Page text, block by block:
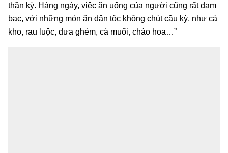
thần kỳ. Hàng ngày, việc ăn uống của người cũng rất đạm
bạc, với những món ăn dân tộc không chút cầu kỳ, như cá
kho, rau luộc, dưa ghém, cà muối, cháo hoa…”